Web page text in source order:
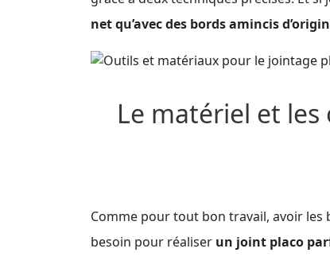
net qu’avec des bords amincis
Le matériel et
Comme pour tout bon travail, avoir les
besoin pour réaliser un joint placo